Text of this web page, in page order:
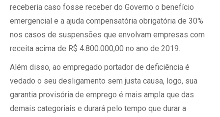
receberia caso fosse receber do Governo o benefício
emergencial e a ajuda compensatória obrigatória de 30%
nos casos de suspensões que envolvam empresas com
receita acima de R$ 4.800.000,00 no ano de 2019.
Além disso, ao empregado portador de deficiência é
vedado o seu desligamento sem justa causa, logo, sua
garantia provisória de emprego é mais ampla que das
demais categoriais e durará pelo tempo que durar a